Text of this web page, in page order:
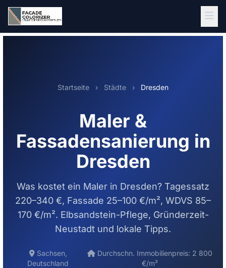
Zum Hauptinhalt springen
Startseite › Städte › Dresden
Maler &
Fassadensanierung in
Dresden
Was kostet ein Maler in Dresden? Tagessatz
220–340 €, Fassade 25–100 €/m², WDVS 85–
170 €/m². Elbsandstein-Pflege, Gründerzeit-
Neustadt und lokale Tipps.
Sachsen,
Deutschland
Durchschn. Immobilienpreis: 2 800
€/m²